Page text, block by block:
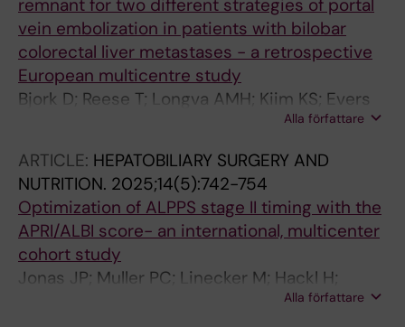
remnant for two different strategies of portal
vein embolization in patients with bilobar
colorectal liver metastases - a retrospective
European multicentre study
Bjork D; Reese T; Longva AMH; Kiim KS; Evers
M; Larsen PN; Schultz NA; Rosok BI; Carling U;
Gilg S; Engstrand J; Sturesson C; Oldhafer KJ;
Sparrelid E; Bjornsson B
Alla författare
ARTICLE: HEPATOBILIARY SURGERY AND
NUTRITION. 2025;14(5):742-754
Optimization of ALPPS stage II timing with the
APRI/ALBI score- an international, multicenter
cohort study
Jonas JP; Muller PC; Linecker M; Hackl H;
Santol J; Eshmuminov D; Rossler F; Ammann
Alla författare